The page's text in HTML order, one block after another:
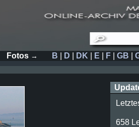
Fotos → B D DK E F GB
658